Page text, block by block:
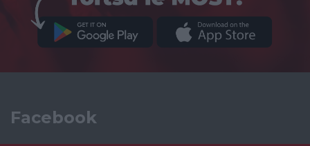
Facebook